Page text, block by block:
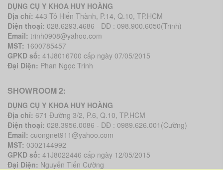
DỤNG CỤ Y KHOA HUY HOÀNG
Địa chỉ: 443 Tô Hiến Thành, P.14, Q.10, TP.HCM
Điện thoại: 028.6293.4686 - DĐ : 098.900.6050(Trinh)
Email: trinh0908@yahoo.com
MST: 1600785457
GPKD số: 41J8016700 cấp ngày 07/05/2015
Đại Diện: Phan Ngọc Trinh
SHOWROOM 2:
DỤNG CỤ Y KHOA HUY HOÀNG
Địa chỉ: 671 Đường 3/2, P.6, Q.10, TP.HCM
Điện thoại: 028.3956.0086 - DĐ : 0989.626.001(Cường)
Email: cuongnet911@yahoo.com
MST: 0302144992
GPKD số: 41J8022446 cấp ngày 12/05/2015
Đại Diện: Nguyễn Tiến Cường